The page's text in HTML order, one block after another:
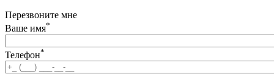
Перезвоните мне
Ваше имя*
Телефон*